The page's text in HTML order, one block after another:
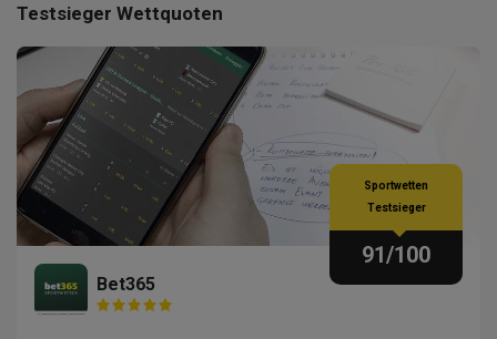
Testsieger Wettquoten
Bet365
Sportwetten
Testsieger
91/100